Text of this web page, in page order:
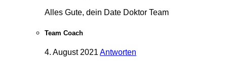
Alles Gute, dein Date Doktor Team
Team Coach
4. August 2021 Antworten